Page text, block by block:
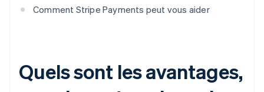
Comment Stripe Payments peut vous aider
Quels sont les avantages,